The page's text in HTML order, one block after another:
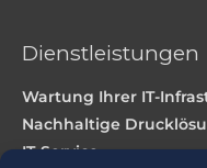
Dienstleistungen
Wartung Ihrer IT-
Nachhaltige
IT-Service